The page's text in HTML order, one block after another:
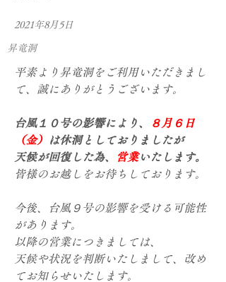
2021年8月5日
昇竜洞
平素より昇竜洞をご利用いただきまし
て、誠にありがとうございます。
台風１０号の影響により、
８月６日
（金）
は休洞としておりましたが
天候が回復した為、
営業いたします。
皆様のお越しをお待ちしております。
今後、台風９号の影響を受ける可能性
があります。
以降の営業につきましては、
天候や状況を判断いたしまして、改め
てお知らせいたします。